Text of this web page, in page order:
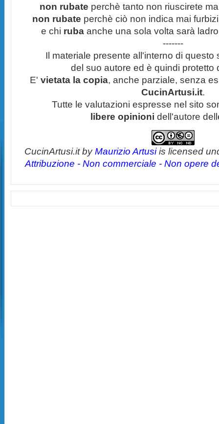
non rubate perchè tanto non riuscirete
non rubate perchè ciò non indica mai
e chi ruba anche una sola volta sarà
-------
Il materiale presente all'interno di questo
del suo autore ed è quindi protetto
E' vietata la copia, anche parziale, senza
CucinArtusi.it.
Tutte le valutazioni espresse nel sito
libere opinioni dell'autore
CucinArtusi.itbyMaurizio Artusiis licensed
Attribuzione - Non commerciale - Non opere